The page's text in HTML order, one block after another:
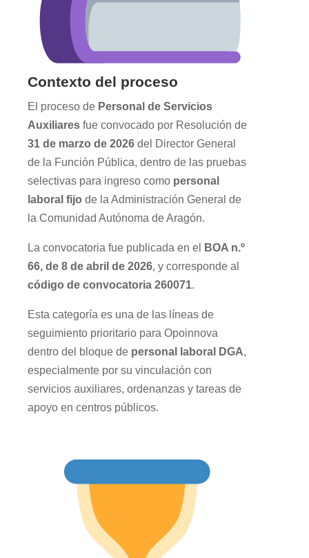
Contexto del proceso
El proceso de Personal de Servicios
Auxiliaresfue convocado por Resolución de
31 de marzo de 2026del Director General
de la Función Pública, dentro de las pruebas
selectivas para ingreso como personal
laboral fijo de la Administración General de
la Comunidad Autónoma de Aragón.
La convocatoria fue publicada en el
BOA n.º
66, de 8 de abril de 2026, y corresponde al
código de convocatoria 260071.
Esta categoría es una de las líneas de
seguimiento prioritario para Opoinnova
dentro del bloque de personal laboral DGA,
especialmente por su vinculación con
servicios auxiliares, ordenanzas y tareas de
apoyo en centros públicos.